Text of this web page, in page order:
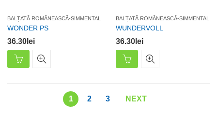
BALȚATĂ ROMÂNEASCĂ-SIMMENTAL
WONDER PS
36.30 lei
BALȚATĂ ROMÂNEASCĂ-SIMMENTAL
WUNDERVOLL
36.30 lei
1 2 3 NEXT